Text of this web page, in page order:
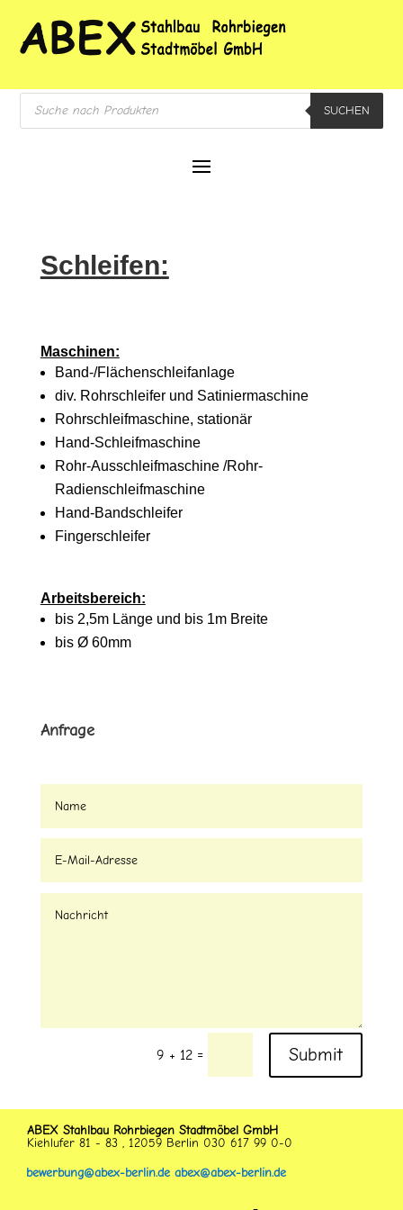
Products
search
SUCHEN
Schleifen:
Maschinen:
Band-/Flächenschleifanlage
div. Rohrschleifer und Satiniermaschine
Rohrschleifmaschine, stationär
Hand-Schleifmaschine
Rohr-Ausschleifmaschine /Rohr-
Radienschleifmaschine
Hand-Bandschleifer
Fingerschleifer
Arbeitsbereich:
bis 2,5m Länge und bis 1m Breite
bis Ø 60mm
Anfrage
9 + 12 = Submit
ABEX Stahlbau Rohrbiegen Stadtmöbel GmbH
Kiehlufer 81 - 83 , 12059 Berlin 030 617 99 0-0
bewerbung@abex-berlin.de abex@abex-berlin.de